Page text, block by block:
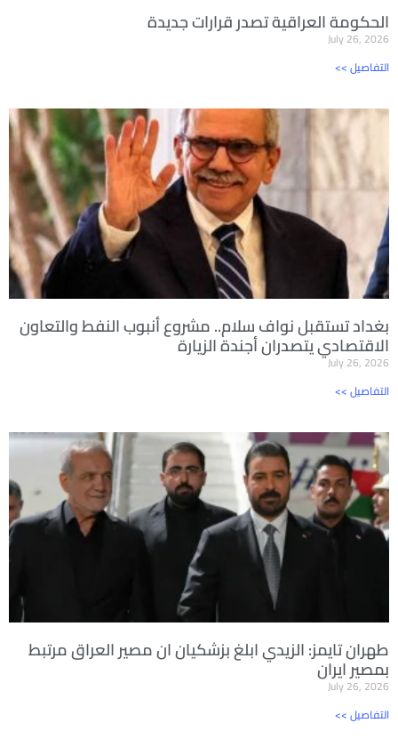
الحكومة العراقية تصدر قرارات جديدة
July 26, 2026
<< التفاصيل
بغداد تستقبل نواف سلام.. مشروع أنبوب النفط والتعاون
الاقتصادي يتصدران أجندة الزيارة
July 26, 2026
<< التفاصيل
طهران تايمز: الزيدي ابلغ بزشكيان ان مصير العراق مرتبط
بمصير ايران
July 26, 2026
<< التفاصيل